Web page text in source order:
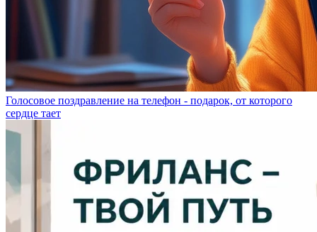
Голосовое поздравление на телефон - подарок, от которого
сердце тает